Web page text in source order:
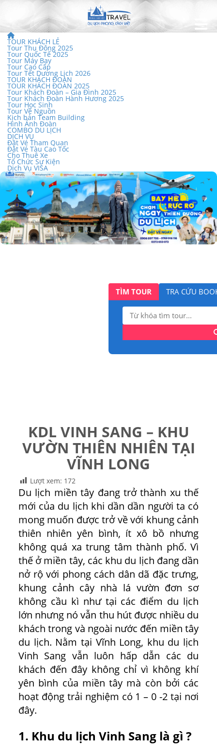
TOUR KHÁCH LẺ
Tour Thu Đông 2025
Tour Quốc Tế 2025
Tour Máy Bay
Tour Cao Cấp
Tour Tết Dương Lịch 2026
TOUR KHÁCH ĐOÀN
TOUR KHÁCH ĐOÀN 2025
Tour Khách Đoàn – Gia Đình 2025
Tour Khách Đoàn Hành Hương 2025
Tour Học Sinh
Tour Về Nguồn
Kịch bản Team Building
Hình Ảnh Đoàn
COMBO DU LỊCH
DỊCH VỤ
Đặt Vé Tham Quan
Đặt Vé Tàu Cao Tốc
Cho Thuê Xe
Tổ Chức Sự Kiện
Dịch Vụ VISA
TÌM TOUR TRA CỨU
Tìm
kiếm:
KDL VINH SANG – KHU
VƯỜN THIÊN NHIÊN TẠI
VĨNH LONG
Lượt xem: 172
Du lịch miền tây đang trở thành xu thế
mới của du lịch khi dần dần người ta có
mong muốn được trở về với khung cảnh
thiên nhiên yên bình, ít xô bồ nhưng
không quá xa trung tâm thành phố. Vì
thế ở miền tây, các khu du lịch đang dần
nở rộ với phong cách dân dã đặc trưng,
khung cảnh cây nhà lá vườn đơn sơ
không cầu kì như tại các điểm du lịch
lớn nhưng nó vẫn thu hút được nhiều du
khách trong và ngoài nước đến miền tây
du lịch. Nằm tại Vĩnh Long, khu du lịch
Vinh Sang vẫn luôn hấp dẫn các du
khách đến đây không chỉ vì không khí
yên bình của miền tây mà còn bởi các
hoạt động trải nghiệm có 1 – 0 -2 tại nơi
đây.
1. Khu du lịch Vinh Sang là gì ?